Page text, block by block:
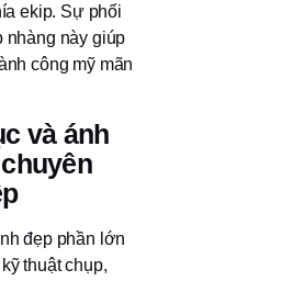
ekip. Sự phối
nhàng này giúp
công mỹ mãn
và ánh
đẹp phần lớn
thuật chụp,